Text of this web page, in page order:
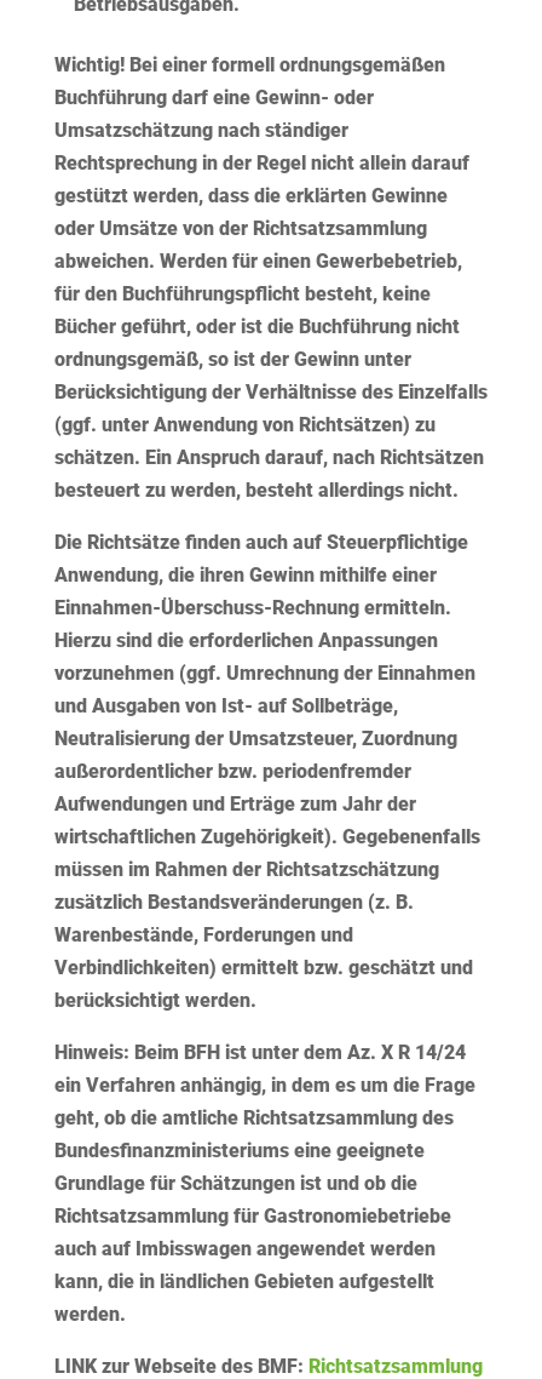
Wichtig!Bei einer formell ordnungsgemäßen
Buchführung darf eine Gewinn- oder
Umsatzschätzung nach ständiger
Rechtsprechung in der Regel nicht allein darauf
gestützt werden, dass die erklärten Gewinne
oder Umsätze von der Richtsatzsammlung
abweichen. Werden für einen Gewerbebetrieb,
für den Buchführungspflicht besteht, keine
Bücher geführt, oder ist die Buchführung nicht
ordnungsgemäß, so ist der Gewinn unter
Berücksichtigung der Verhältnisse des Einzelfalls
(ggf. unter Anwendung von Richtsätzen) zu
schätzen. Ein Anspruch darauf, nach Richtsätzen
besteuert zu werden, besteht allerdings nicht.
Die Richtsätze finden auch auf Steuerpflichtige
Anwendung, die ihren Gewinn mithilfe einer
Einnahmen-Überschuss-Rechnung ermitteln.
Hierzu sind die erforderlichen Anpassungen
vorzunehmen (ggf. Umrechnung der Einnahmen
und Ausgaben von Ist- auf Sollbeträge,
Neutralisierung der Umsatzsteuer, Zuordnung
außerordentlicher bzw. periodenfremder
Aufwendungen und Erträge zum Jahr der
wirtschaftlichen Zugehörigkeit). Gegebenenfalls
müssen im Rahmen der Richtsatzschätzung
zusätzlich Bestandsveränderungen (z. B.
Warenbestände, Forderungen und
Verbindlichkeiten) ermittelt bzw. geschätzt und
berücksichtigt werden.
Hinweis: Beim BFH ist unter dem Az. X R 14/24
ein Verfahren anhängig, in dem es um die Frage
geht, ob die amtliche Richtsatzsammlung des
Bundesfinanzministeriums eine geeignete
Grundlage für Schätzungen ist und ob die
Richtsatzsammlung für Gastronomiebetriebe
auch auf Imbisswagen angewendet werden
kann, die in ländlichen Gebieten aufgestellt
werden.
LINK zur Webseite des BMF: Richtsatzsammlung